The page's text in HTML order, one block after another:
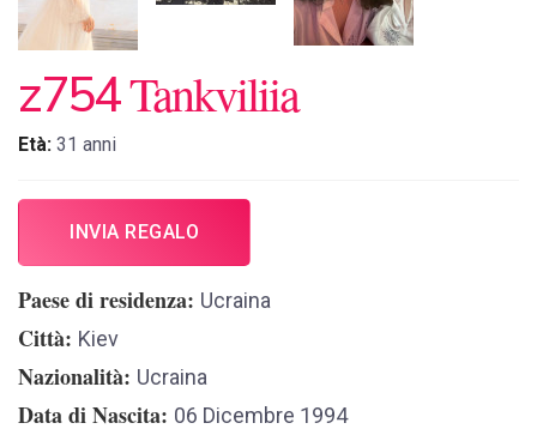
z754Tankviliia
Età: 31 anni
INVIA REGALO
Paese di residenza Ucraina
Città Kiev
Nazionalità Ucraina
Data di Nascita 06 Dicembre 1994